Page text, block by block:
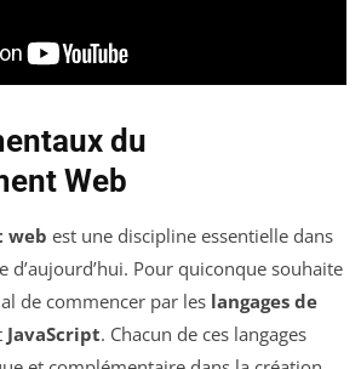
du
Web
web est une discipline essentielle dans
d’aujourd’hui. Pour quiconque souhaite
de commencer par les langages de
JavaScript. Chacun de ces langages